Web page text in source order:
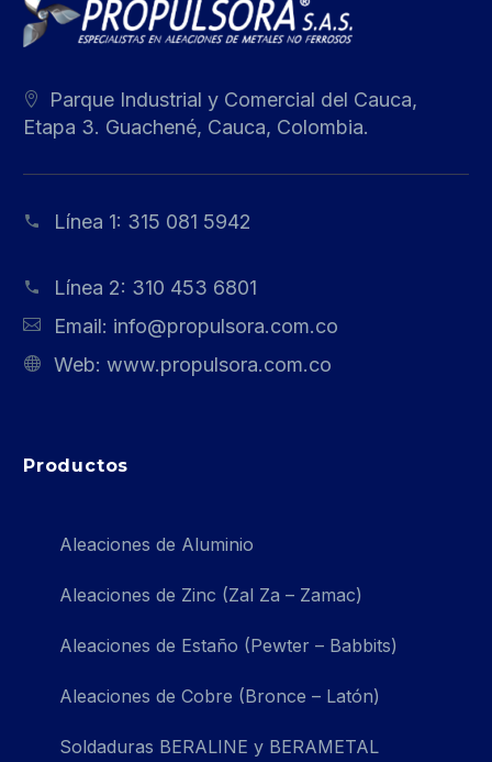
Parque Industrial y Comercial del Cauca,
Etapa 3. Guachené, Cauca, Colombia.
Línea 1: 315 081 5942
Línea 2: 310 453 6801
Email: info@propulsora.com.co
Web: www.propulsora.com.co
Productos
Aleaciones de Aluminio
Aleaciones de Zinc (Zal Za – Zamac)
Aleaciones de Estaño (Pewter – Babbits)
Aleaciones de Cobre (Bronce – Latón)
Soldaduras BERALINE y BERAMETAL